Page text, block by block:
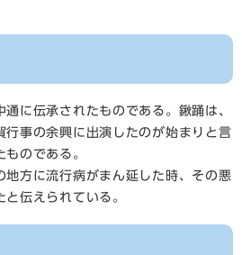
に伝承されたものである。鍬踊は、
行事の余興に出演したのが始まりと言
のである。
地方に流行病がまん延した時、その悪
伝えられている。